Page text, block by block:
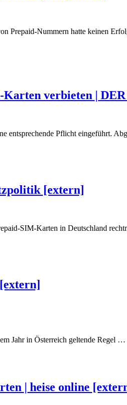
Prepaid-Nummern hatte keinen
verbieten |
Pflicht eingeführt.
[extern]
SIM-Karten in Deutschland
Jahr in Österreich geltende Regel …
| heise online